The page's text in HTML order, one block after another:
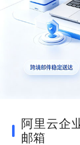
阿里云企
邮箱